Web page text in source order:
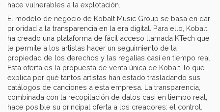
hace vulnerables a la explotación.
El modelo de negocio de Kobalt Music Group se basa en dar
prioridad a la transparencia en la era digital. Para ello, Kobalt
ha creado una plataforma de fácil acceso llamada KTech que
le permite a los artistas hacer un seguimiento de la
propiedad de los derechos y las regalías casi en tiempo real.
Esta oferta es la propuesta de venta única de Kobalt, lo que
explica por qué tantos artistas han estado trasladando sus
catálogos de canciones a esta empresa. La transparencia,
combinada con la recopilación de datos casi en tiempo real,
hace posible su principal oferta a los creadores: el control.